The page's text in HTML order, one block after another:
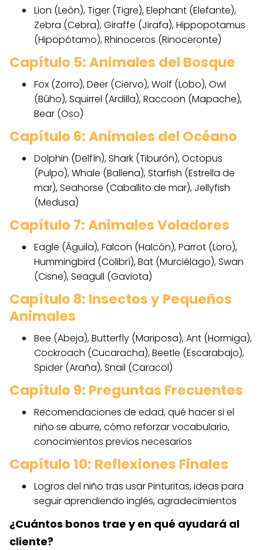
Lion (León), Tiger (Tigre), Elephant (Elefante),
Zebra (Cebra), Giraffe (Jirafa), Hippopotamus
(Hipopótamo), Rhinoceros (Rinoceronte)
Capítulo 5: Animales del Bosque
Fox (Zorro), Deer (Ciervo), Wolf (Lobo), Owl
(Búho), Squirrel (Ardilla), Raccoon (Mapache),
Bear (Oso)
Capítulo 6: Animales del Océano
Dolphin (Delfín), Shark (Tiburón), Octopus
(Pulpo), Whale (Ballena), Starfish (Estrella de
mar), Seahorse (Caballito de mar), Jellyfish
(Medusa)
Capítulo 7: Animales Voladores
Eagle (Águila), Falcon (Halcón), Parrot (Loro),
Hummingbird (Colibrí), Bat (Murciélago), Swan
(Cisne), Seagull (Gaviota)
Capítulo 8: Insectos y Pequeños
Animales
Bee (Abeja), Butterfly (Mariposa), Ant (Hormiga),
Cockroach (Cucaracha), Beetle (Escarabajo),
Spider (Araña), Snail (Caracol)
Capítulo 9: Preguntas Frecuentes
Recomendaciones de edad, qué hacer si el
niño se aburre, cómo reforzar vocabulario,
conocimientos previos necesarios
Capítulo 10: Reflexiones Finales
Logros del niño tras usar Pinturitas, ideas para
seguir aprendiendo inglés, agradecimientos
¿Cuántos bonos trae y en qué ayudará al
cliente?